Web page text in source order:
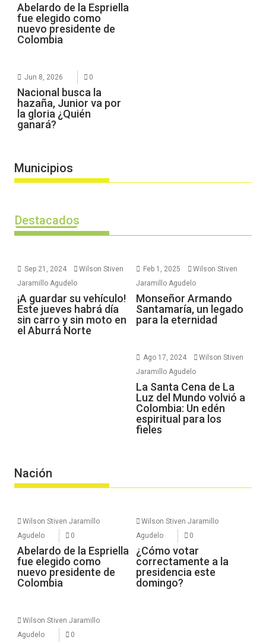
Abelardo de la Espriella
fue elegido como
nuevo presidente de
Colombia
Jun 8, 2026 0
Nacional busca la
hazaña, Junior va por
la gloria ¿Quién
ganará?
Municipios
Destacados
Sep 21, 2024
Wilson Stiven
Jaramillo Agudelo
¡A guardar su vehículo!
Este jueves habrá día
sin carro y sin moto en
el Aburrá Norte
Feb 1, 2025
Wilson Stiven
Jaramillo Agudelo
Monseñor Armando
Santamaría, un legado
para la eternidad
Ago 17, 2024
Wilson Stiven
Jaramillo Agudelo
La Santa Cena de La
Luz del Mundo volvió a
Colombia: Un edén
espiritual para los
fieles
Nación
Wilson Stiven Jaramillo
Agudelo
0
Abelardo de la Espriella
fue elegido como
nuevo presidente de
Colombia
Wilson Stiven Jaramillo
Agudelo
0
¿Cómo votar
correctamente a la
presidencia este
domingo?
Wilson Stiven Jaramillo
Agudelo
0